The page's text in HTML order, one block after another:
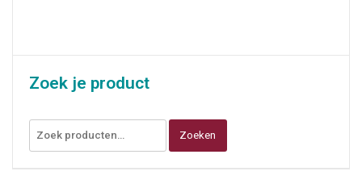
Zoek je product
Zoeken